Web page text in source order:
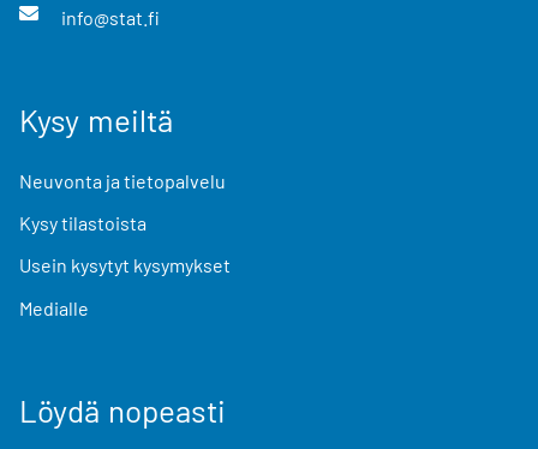
info@stat.fi
Kysy meiltä
Neuvonta ja tietopalvelu
Kysy tilastoista
Usein kysytyt kysymykset
Medialle
Löydä nopeasti